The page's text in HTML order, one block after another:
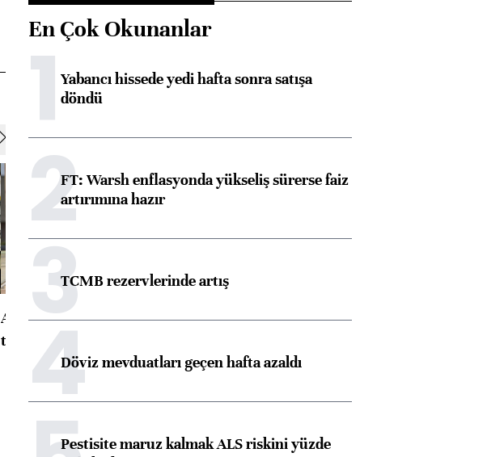
ABD'de konut başlangıçları
toparlandı
Almanya, Commerzbank
En Çok Okunanlar
1Yabancı hissede yedi hafta sonra satışa
döndü
2FT: Warsh enflasyonda yükseliş sürerse faiz
artırımına hazır
3TCMB rezervlerinde artış
4Döviz mevduatları geçen hafta azaldı
Pestisite maruz kalmak ALS riskini yüzde